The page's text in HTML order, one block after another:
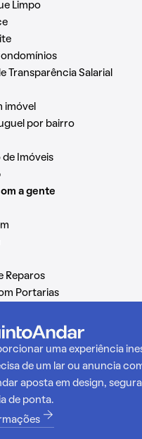
Limpo
Transparência Salarial
imóvel
por bairro
Imóveis
a gente
Reparos
Portarias
uma experiência
de um lar ou anuncia
aposta em design,
de ponta.